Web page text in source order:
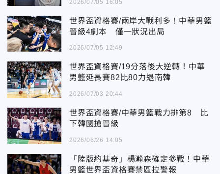
2026/07/05 16:05
世界盃資格賽/兩岸大戰利多！中華男籃
晉級4劇本 僅一狀況出局
2026/07/05 12:49
世界盃資格賽/19分落後大逆轉！中華
男籃延長賽82比80力退南韓
2026/07/03 20:44
世界盃資格賽/中華男籃戰力排第8 比
下韓國搶晉級
2026/06/26 14:05
「陸版約基奇」楊瀚森確定參戰！中華
男籃世界盃資格賽禁區拉警報